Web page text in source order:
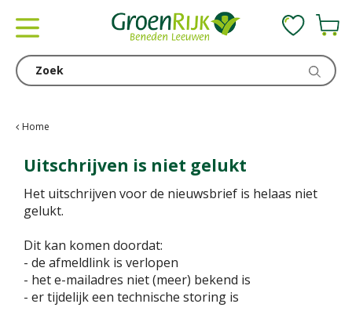
Home
Uitschrijven is niet gelukt
Het uitschrijven voor de nieuwsbrief is helaas niet
gelukt.
Dit kan komen doordat:
- de afmeldlink is verlopen
- het e-mailadres niet (meer) bekend is
- er tijdelijk een technische storing is